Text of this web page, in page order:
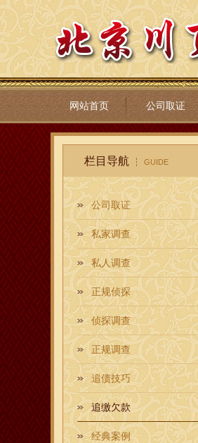
网站首页 公司取证
栏目导航 GUIDE
公司取证
私家调查
私人调查
正规侦探
侦探调查
正规调查
追债技巧
追缴欠款
经典案例